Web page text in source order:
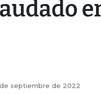
septiembre de 2022